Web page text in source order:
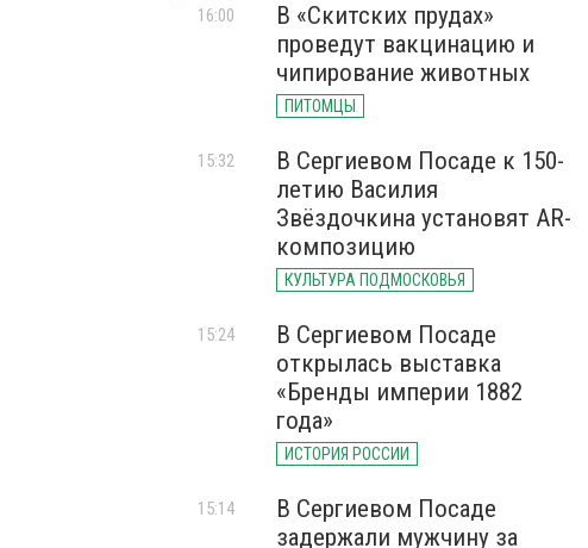
В «Скитских прудах»
проведут вакцинацию и
чипирование животных
ПИТОМЦЫ
16:00
В Сергиевом Посаде к 150-
летию Василия
Звёздочкина установят AR-
композицию
КУЛЬТУРА ПОДМОСКОВЬЯ
15:32
В Сергиевом Посаде
открылась выставка
«Бренды империи 1882
года»
ИСТОРИЯ РОССИИ
15:24
В Сергиевом Посаде
задержали мужчину за
15:14